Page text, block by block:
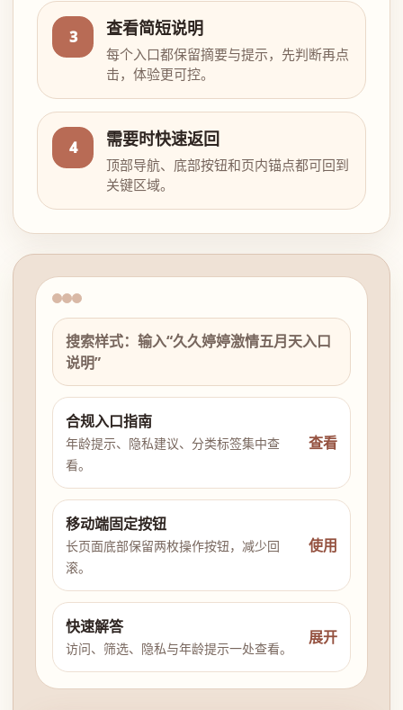
3 查看简短说明
每个入口都保留摘要与提示，先判断再点
击，体验更可控。
4 需要时快速返回
顶部导航、底部按钮和页内锚点都可回到
关键区域。
搜索样式：输入“久久婷婷激情五月天入口
说明”
合规入口指南
年龄提示、隐私建议、分类标签集中查
看。
查看
移动端固定按钮
长页面底部保留两枚操作按钮，减少回
滚。
使用
快速解答
访问、筛选、隐私与年龄提示一处查看。
展开